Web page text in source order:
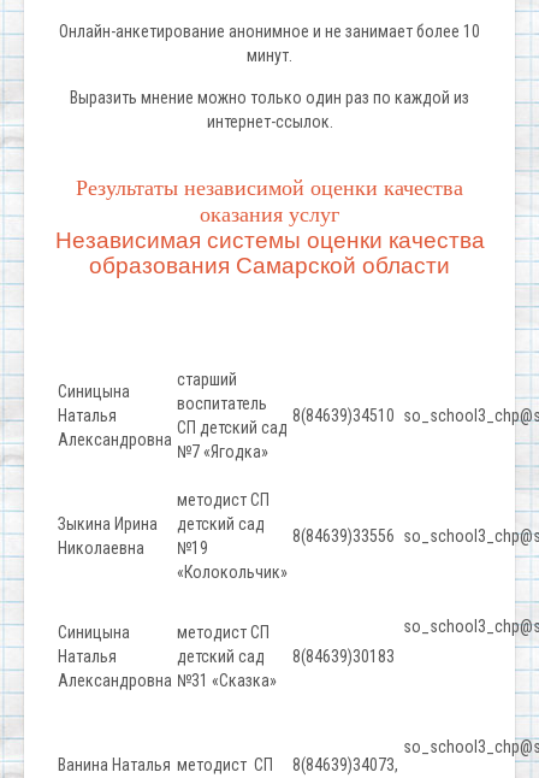
Онлайн-анкетирование анонимное и не занимает более 10
минут.
Выразить мнение можно только один раз по каждой из
интернет-ссылок.
Результаты независимой оценки качества
оказания услуг
Независимая системы оценки качества
образования Самарской области
Синицына
Наталья
Александровна
старший
воспитатель
СП детский сад
№7 «Ягодка»
8(84639)34510
Зыкина Ирина
Николаевна
методист СП
детский сад
№19
«Колокольчик»
8(84639)33556
Синицына
Наталья
Александровна
методист СП
детский сад
№31 «Сказка»
8(84639)30183
Ванина Наталья методист СП
8(84639)34073,